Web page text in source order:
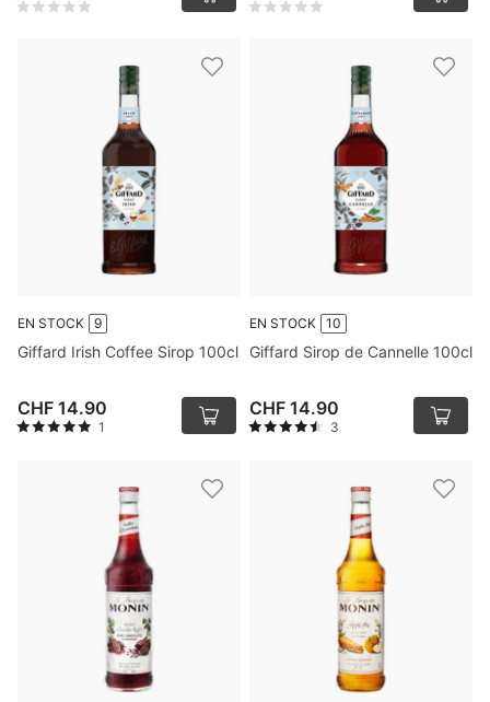
EN STOCK 9
Giffard Irish Coffee Sirop 100cl
CHF 14.90
1
EN STOCK 10
Giffard Sirop de Cannelle 100cl
CHF 14.90
3